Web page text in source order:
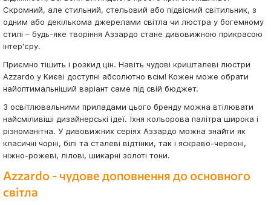
Скромний, але стильний, стельовий або підвісний світильник, з
одним або декількома джерелами світла чи люстра у богемному
стилі – будь-яке творіння Аззардо стане дивовижною прикрасою
інтер'єру.
Приємно тішить і розкид цін. Навіть чудові кришталеві люстри
Azzardo у Києві доступні абсолютно всім! Кожен може обрати
найоптимальніший варіант саме під свій бюджет.
З освітлювальними приладами цього бренду можна втілювати
найсміливіші дизайнерські ідеї. Їхня кольорова палітра широка і
різноманітна. У дивовижних серіях Аззардо можна знайти як
класичні чорні, білі та сталеві відтінки, так і яскраво-червоні,
ніжно-рожеві, лілові, шикарні золоті тони.
Azzardo - чудове доповнення до основного
світла